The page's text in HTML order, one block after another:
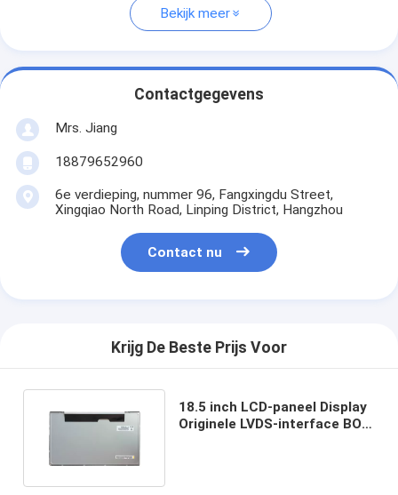
Bekijk meer
Contactgegevens
Mrs. Jiang
18879652960
6e verdieping, nummer 96, Fangxingdu Street,
Xingqiao North Road, Linping District, Hangzhou
Contact nu
Krijg De Beste Prijs Voor
18.5 inch LCD-paneel Display
Originele LVDS-interface BOE